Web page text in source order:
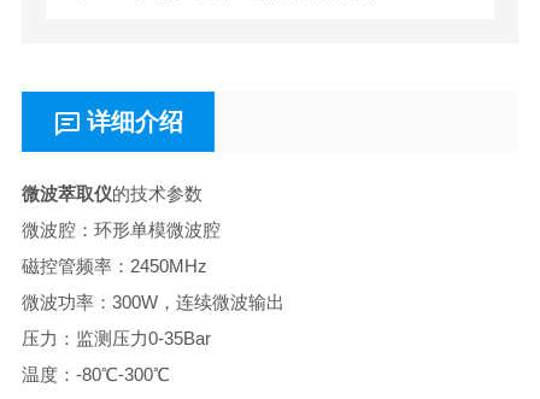
详细介绍
微波萃取仪的技术参数
微波腔：环形单模微波腔
磁控管频率：2450MHz
微波功率：300W，连续微波输出
压力：监测压力0-35Bar
温度：-80℃-300℃